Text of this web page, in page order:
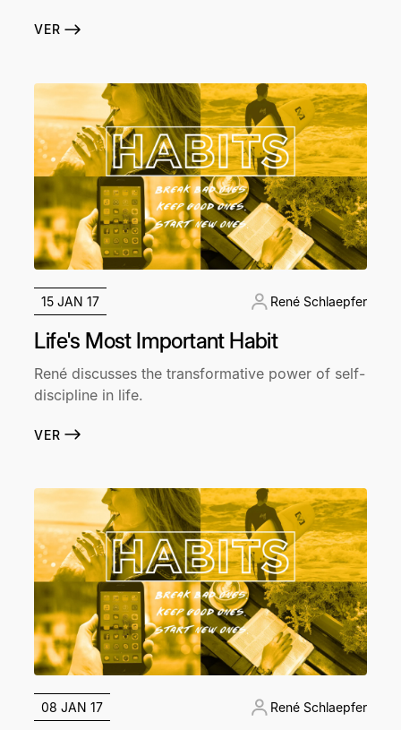
VER
15 JAN 17 René Schlaepfer
Life's Most Important Habit
René discusses the transformative power of self-
discipline in life.
VER
08 JAN 17 René Schlaepfer